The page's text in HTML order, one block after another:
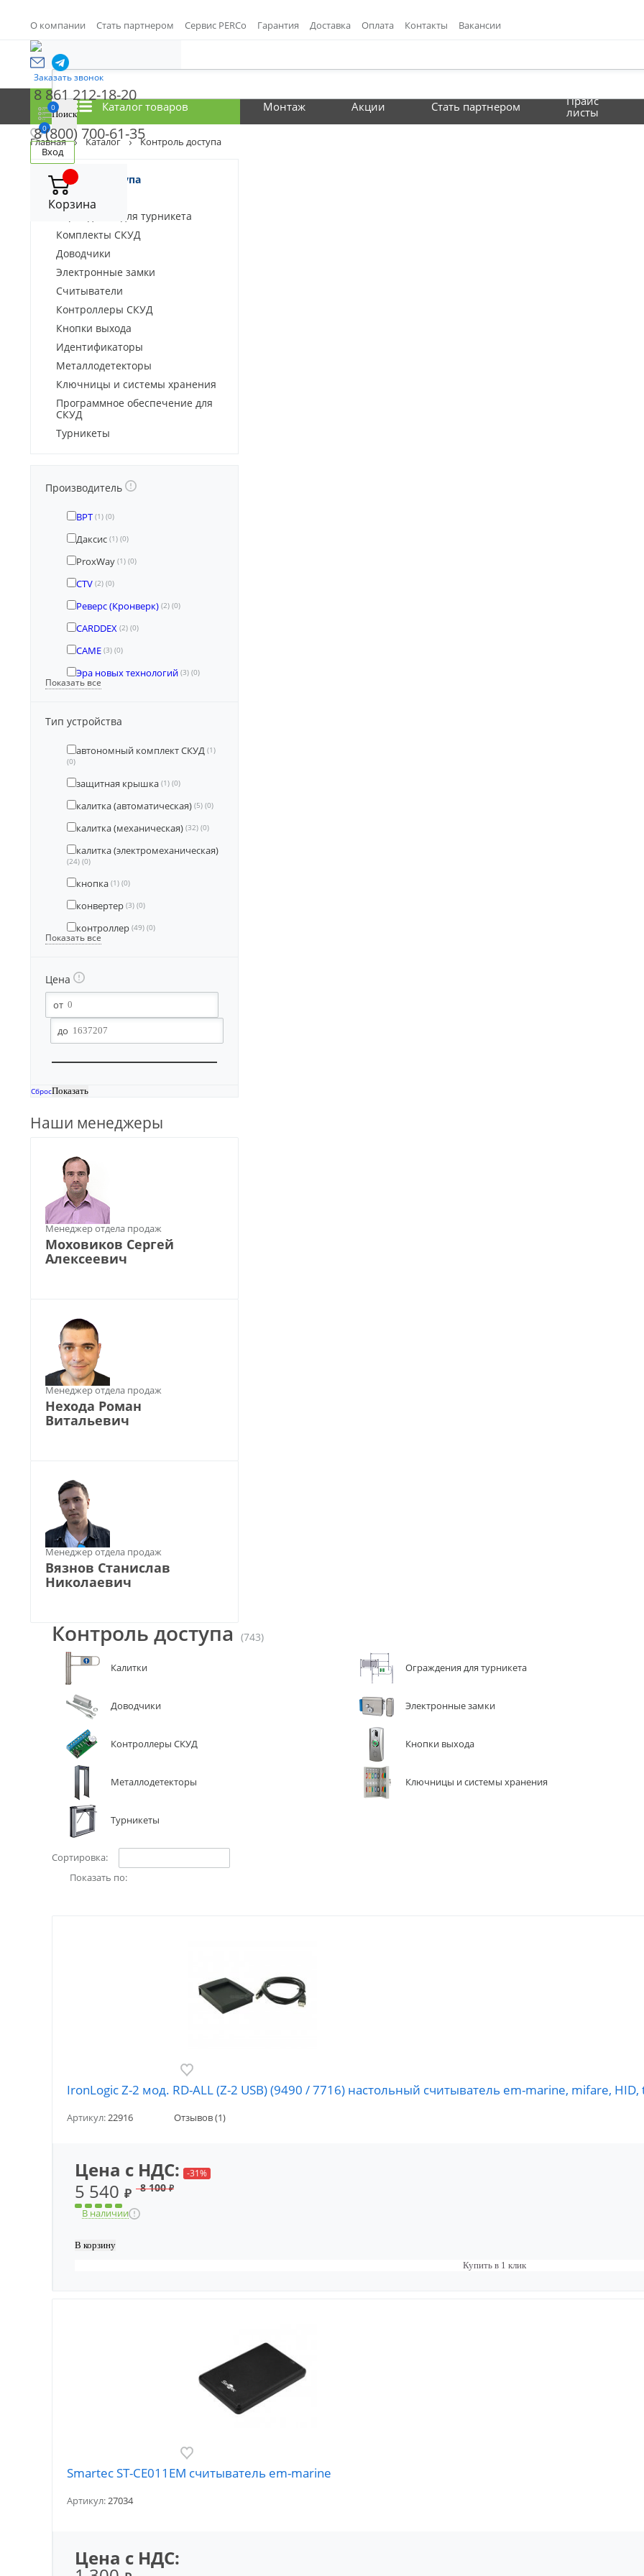
О компании Стать партнером Сервис PERCo Гарантия Доставка Оплата Контакты Вакансии
Заказать звонок
8 861 212-18-20
8 (800) 700-61-35
0
0
Вход
Корзина
Каталог товаров Монтаж Акции Стать партнером
Прайс
листы
Главная Каталог Контроль доступа
Контроль доступа
Калитки
Ограждения для турникета
Комплекты СКУД
Доводчики
Электронные замки
Считыватели
Контроллеры СКУД
Кнопки выхода
Идентификаторы
Металлодетекторы
Ключницы и системы хранения
Программное обеспечение для
СКУД
Турникеты
Производитель
BPT (1) (0)
Даксис (1) (0)
ProxWay (1) (0)
CTV (2) (0)
Реверс (Кронверк) (2) (0)
CARDDEX (2) (0)
CAME (3) (0)
Эра новых технологий (3) (0)
Показать все
Тип устройства
автономный комплект СКУД (1)
(0)
защитная крышка (1) (0)
калитка (автоматическая) (5) (0)
калитка (механическая) (32) (0)
калитка (электромеханическая)
(24) (0)
кнопка (1) (0)
конвертер (3) (0)
контроллер (49) (0)
Показать все
Цена
Сброс
Наши менеджеры
Менеджер отдела продаж
Моховиков Сергей
Алексеевич
Менеджер отдела продаж
Нехода Роман
Витальевич
Менеджер отдела продаж
Вязнов Станислав
Николаевич
Контроль доступа (743)
Калитки Ограждения для турникета
Доводчики Электронные замки
Контроллеры СКУД Кнопки выхода
Металлодетекторы Ключницы и системы хранения
Турникеты
Сортировка:
Показать по:
IronLogic Z-2 мод. RD-ALL (Z-2 USB) (9490 / 7716) настольный считыватель em-marine, mifare, HID,
Артикул:22916 Отзывов (1)
Цена с НДС: -31%
5 540₽ 8 100₽
В наличии
Купить в 1 клик
Smartec ST-CE011EM считыватель em-marine
Артикул:27034
Цена с НДС: